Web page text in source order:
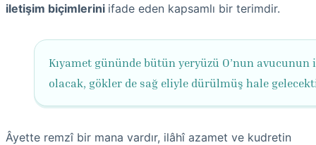
iletişim biçimlerini ifade eden kapsamlı bir terimdir.
Kıyamet gününde bütün yeryüzü O’nun avucunun
olacak, gökler de sağ eliyle dürülmüş hale
Âyette remzî bir mana vardır, ilâhî azamet ve kudretin